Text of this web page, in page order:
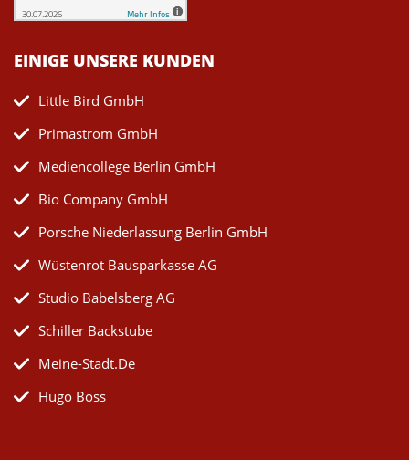
EINIGE UNSERE KUNDEN
Little Bird GmbH
Primastrom GmbH
Mediencollege Berlin GmbH
Bio Company GmbH
Porsche Niederlassung Berlin GmbH
Wüstenrot Bausparkasse AG
Studio Babelsberg AG
Schiller Backstube
Meine-Stadt.de
Hugo Boss